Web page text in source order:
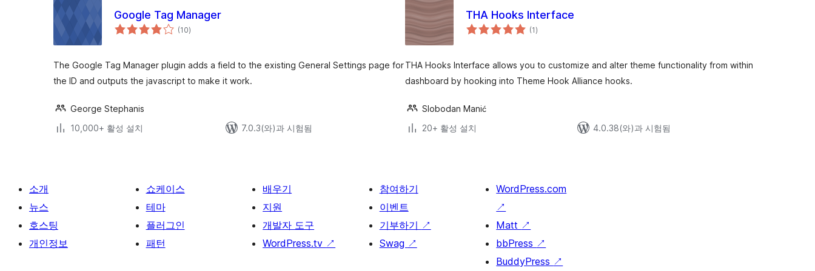
Google Tag Manager
(10전
체)
The Google Tag Manager plugin adds a field to the existing General Settings page for
the ID and outputs the javascript to make it work.
George Stephanis
10,000+ 활성 설치
7.0.3(와)과 시험됨
THA Hooks Interface
(1전
체)
THA Hooks Interface allows you to customize and alter theme functionality from within
dashboard by hooking into Theme Hook Alliance hooks.
Slobodan Manić
20+ 활성 설치
4.0.38(와)과 시험됨
소개
뉴스
호스팅
개인정보
쇼케이스
테마
플러그인
패턴
배우기
지원
개발자 도구
WordPress.tv ↗
참여하기
이벤트
기부하기 ↗
Swag ↗
WordPress.com
↗
Matt ↗
bbPress ↗
BuddyPress ↗